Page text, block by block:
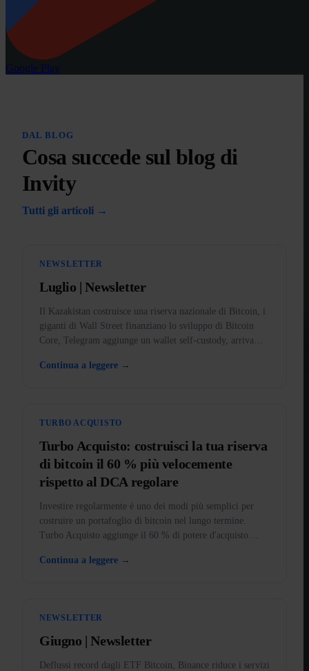
Google Play
DAL BLOG
Cosa succede sul blog di
Invity
Tutti gli articoli →
NEWSLETTER
Luglio | Newsletter
Il Kazakistan costruisce una riserva nazionale di Bitcoin, i
giganti di Wall Street finanziano lo sviluppo di Bitcoin
Core, Telegram aggiunge un wallet self-custody, arriva
Continua a leggere →
TURBO ACQUISTO
Turbo Acquisto: costruisci la tua riserva
di bitcoin il 60 % più velocemente
rispetto al DCA regolare
Investire regolarmente è uno dei modi più semplici per
costruire un portafoglio di bitcoin nel lungo termine.
Turbo Acquisto aggiunge il 60 % di potere d'acquisto
Continua a leggere →
NEWSLETTER
Giugno | Newsletter
Deflussi record dagli ETF Bitcoin, Binance riduce i servizi